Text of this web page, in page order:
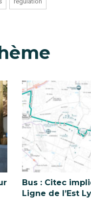
Bus : Citec
Ligne de l’Est